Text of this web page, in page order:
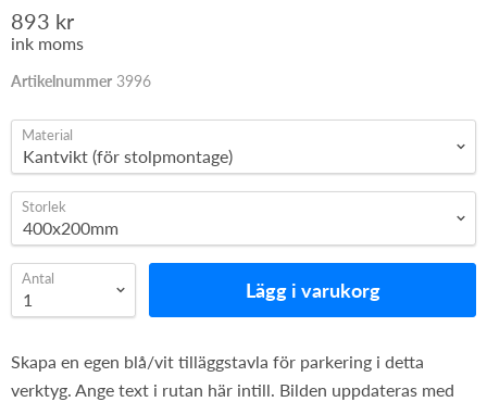
893 kr
ink moms
Artikelnummer 3996
Material
Storlek
Antal Lägg i varukorg
Skapa en egen blå/vit tilläggstavla för parkering i detta
verktyg. Ange text i rutan här intill. Bilden uppdateras med